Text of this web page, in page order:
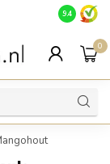
Gratis
9.4
0